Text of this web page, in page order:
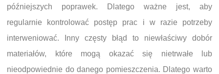
późniejszych poprawek. Dlatego ważne jest, aby
regularnie kontrolować postęp prac i w razie potrzeby
interweniować. Inny częsty błąd to niewłaściwy dobór
materiałów, które mogą okazać się nietrwałe lub
nieodpowiednie do danego pomieszczenia. Dlatego warto